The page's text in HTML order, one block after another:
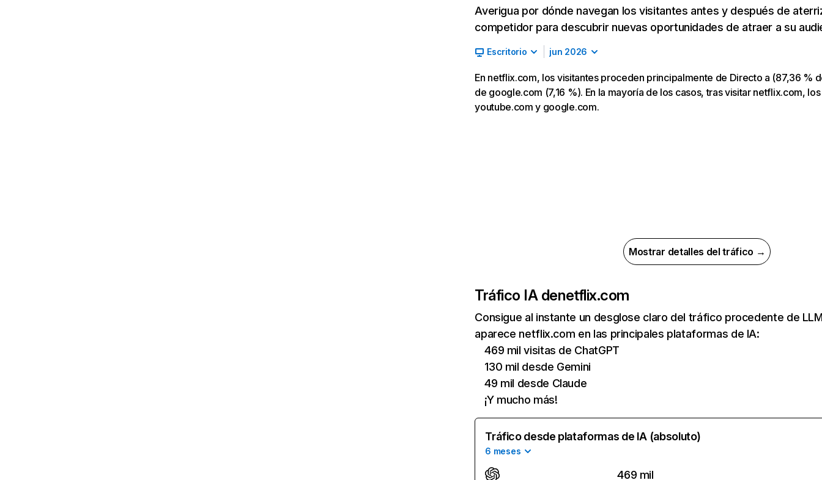
Averigua por dónde navegan los visitantes antes y después de
competidor para descubrir nuevas oportunidades de atraer a su
Escritorio jun 2026
En netflix.com, los visitantes proceden principalmente de Directo a (87,36 %
de google.com (7,16 %). En la mayoría de los casos, tras visitar netflix.com,
youtube.com y google.com.
Mostrar detalles del tráfico →
Tráfico IA denetflix.com
Consigue al instante un desglose claro del tráfico procedente de
aparece netflix.com en las principales plataformas de IA:
469 mil visitas de ChatGPT
130 mil desde Gemini
49 mil desde Claude
¡Y mucho más!
Tráfico desde plataformas de IA (absoluto)
6 meses
469 mil